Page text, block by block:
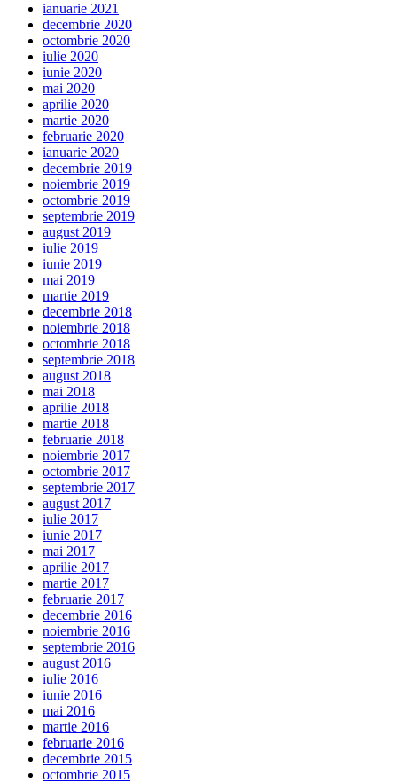
ianuarie 2021
decembrie 2020
octombrie 2020
iulie 2020
iunie 2020
mai 2020
aprilie 2020
martie 2020
februarie 2020
ianuarie 2020
decembrie 2019
noiembrie 2019
octombrie 2019
septembrie 2019
august 2019
iulie 2019
iunie 2019
mai 2019
martie 2019
decembrie 2018
noiembrie 2018
octombrie 2018
septembrie 2018
august 2018
mai 2018
aprilie 2018
martie 2018
februarie 2018
noiembrie 2017
octombrie 2017
septembrie 2017
august 2017
iulie 2017
iunie 2017
mai 2017
aprilie 2017
martie 2017
februarie 2017
decembrie 2016
noiembrie 2016
septembrie 2016
august 2016
iulie 2016
iunie 2016
mai 2016
martie 2016
februarie 2016
decembrie 2015
octombrie 2015